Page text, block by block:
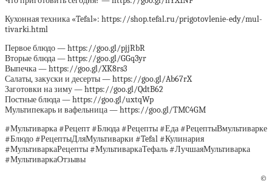
Кухонная техника «Tefal»: https://shop.tefal.ru/prigotovlenie-edy/mul-
tivarki.html
Первое блюдо — https://goo.gl/pjjRbR
Вторые блюда — https://goo.gl/GGq3yr
Выпечка — https://goo.gl/XK8rs3
Салаты, закуски и десерты — https://goo.gl/Ab67rX
Заготовки на зиму — https://goo.gl/QdtB62
Постные блюда — https://goo.gl/uxtqWp
Мультипекарь и вафельница — https://goo.gl/TMC4GM
#Мультиварка #Рецепт #Блюда #Рецепты #Еда #РецептыВмультиварке
#Блюдо #РецептыДляМультиварки #Tefal #Кулинария
#МультиваркаРецепты #МультиваркаТефаль #ЛучшаяМультиварка
#МультиваркаОтзывы
©